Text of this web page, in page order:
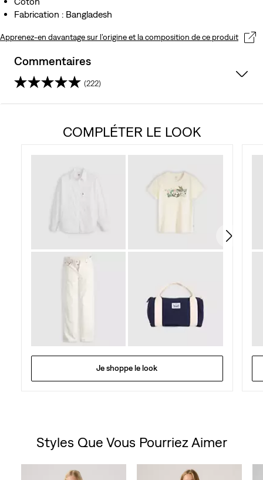
Fabrication : Bangladesh
Apprenez-en davantage sur l’origine et la composition de ce produit
Commentaires
(222)
COMPLÉTER LE LOOK
Je shoppe le look
Styles Que Vous Pourriez Aimer